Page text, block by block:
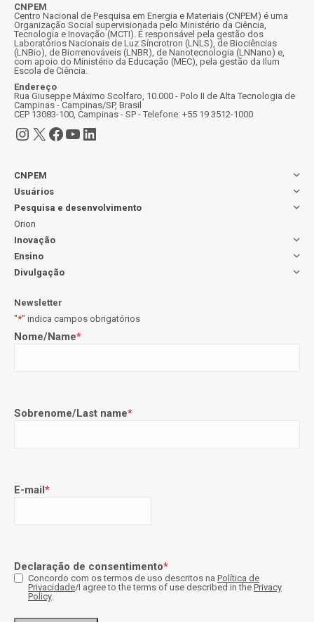
CNPEM
Centro Nacional de Pesquisa em Energia e Materiais (CNPEM) é uma
Organização Social supervisionada pelo Ministério da Ciência,
Tecnologia e Inovação (MCTI). É responsável pela gestão dos
Laboratórios Nacionais de Luz Síncrotron (LNLS), de Biociências
(LNBio), de Biorrenováveis (LNBR), de Nanotecnologia (LNNano) e,
com apoio do Ministério da Educação (MEC), pela gestão da Ilum
Escola de Ciência.
Endereço
Rua Giuseppe Máximo Scolfaro, 10.000 - Polo II de Alta Tecnologia de
Campinas - Campinas/SP, Brasil
CEP 13083-100, Campinas - SP - Telefone: +55 19 3512-1000
Instagram
X Facebook
Youtube
LinkedIn
CNPEM
Usuários
Pesquisa e desenvolvimento
Orion
Inovação
Ensino
Divulgação
Newsletter
"*" indica campos obrigatórios
Nome/Name*
Sobrenome/Last name*
E-mail*
Declaração de consentimento*
Concordo com os termos de uso descritos na Política de
Privacidade/I agree to the terms of use described in the Privacy
Policy